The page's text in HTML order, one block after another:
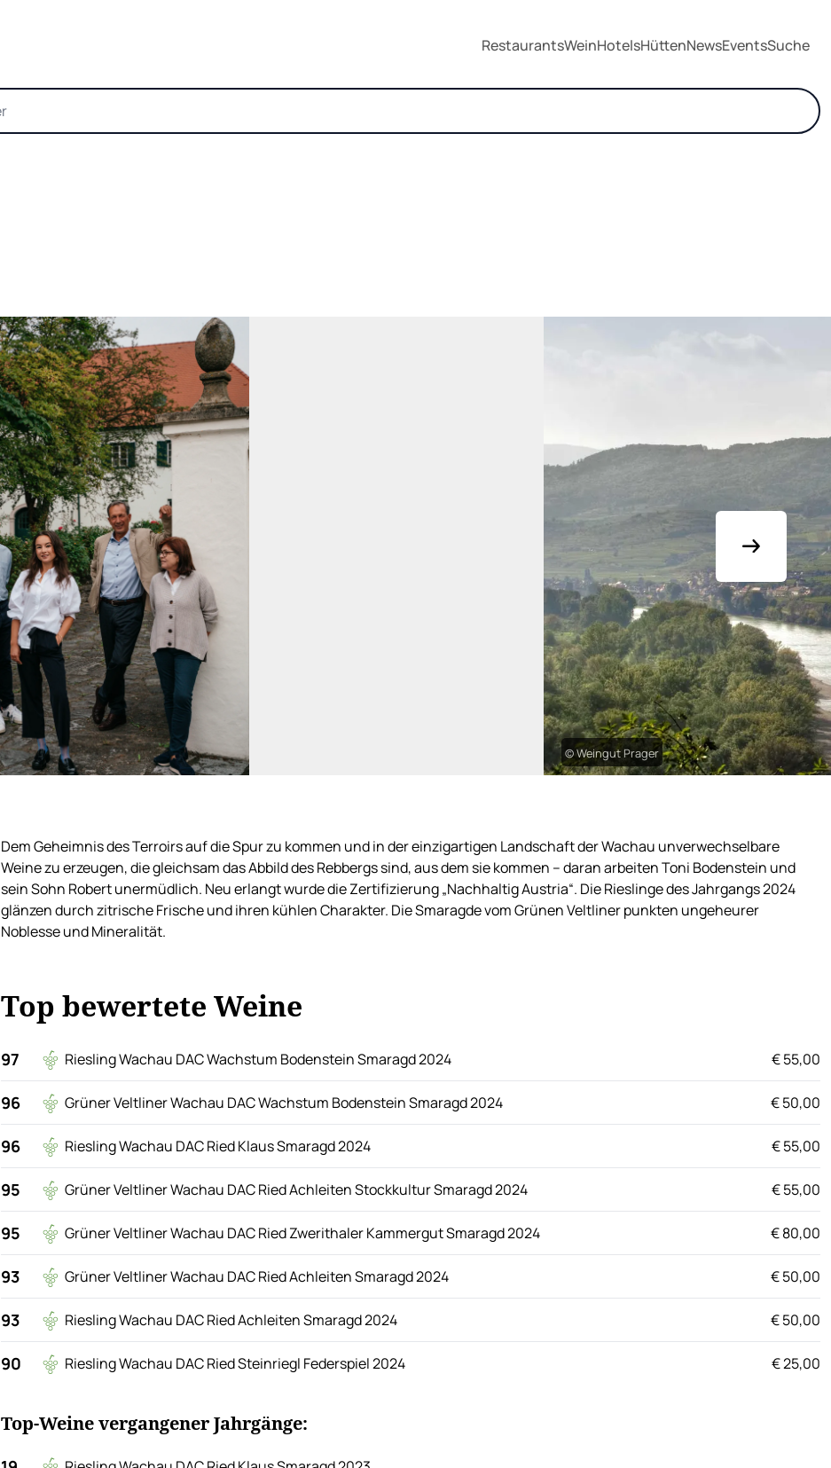
RestaurantsWeinHotelsHüttenNewsEventsSuche
© Weingut Prager
Dem Geheimnis des Terroirs auf die Spur zu kommen und in der einzigartigen Landschaft der Wachau unverwechselbare
Weine zu erzeugen, die gleichsam das Abbild des Rebbergs sind, aus dem sie kommen – daran arbeiten Toni Bodenstein und
sein Sohn Robert unermüdlich. Neu erlangt wurde die Zertifizierung „Nachhaltig Austria“. Die Rieslinge des Jahrgangs 2024
glänzen durch zitrische Frische und ihren kühlen Charakter. Die Smaragde vom Grünen Veltliner punkten ungeheurer
Noblesse und Mineralität.
Top bewertete Weine
97 Riesling Wachau DAC Wachstum Bodenstein Smaragd 2024 € 55,00
96 Grüner Veltliner Wachau DAC Wachstum Bodenstein Smaragd 2024 € 50,00
96 Riesling Wachau DAC Ried Klaus Smaragd 2024 € 55,00
95 Grüner Veltliner Wachau DAC Ried Achleiten Stockkultur Smaragd 2024 € 55,00
95 Grüner Veltliner Wachau DAC Ried Zwerithaler Kammergut Smaragd 2024 € 80,00
93 Grüner Veltliner Wachau DAC Ried Achleiten Smaragd 2024 € 50,00
93 Riesling Wachau DAC Ried Achleiten Smaragd 2024 € 50,00
90 Riesling Wachau DAC Ried Steinriegl Federspiel 2024 € 25,00
Top-Weine vergangener Jahrgänge: